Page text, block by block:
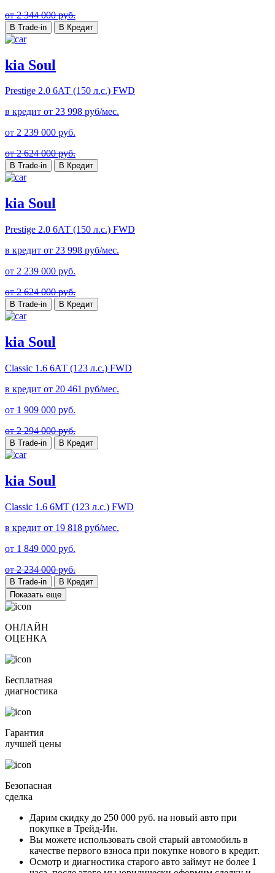
от 2 344 000 руб.
В Trade-in В Кредит
kia Soul
Prestige 2.0 6АТ (150 л.с.) FWD
в кредит от 23 998 руб/мес.
от 2 239 000 руб.
от 2 624 000 руб.
В Trade-in В Кредит
kia Soul
Prestige 2.0 6АТ (150 л.с.) FWD
в кредит от 23 998 руб/мес.
от 2 239 000 руб.
от 2 624 000 руб.
В Trade-in В Кредит
kia Soul
Classic 1.6 6АТ (123 л.с.) FWD
в кредит от 20 461 руб/мес.
от 1 909 000 руб.
от 2 294 000 руб.
В Trade-in В Кредит
kia Soul
Classic 1.6 6МТ (123 л.с.) FWD
в кредит от 19 818 руб/мес.
от 1 849 000 руб.
от 2 234 000 руб.
В Trade-in
В Кредит
Показать еще
ОНЛАЙН
ОЦЕНКА
Бесплатная
диагностика
Гарантия
лучшей цены
Безопасная
сделка
Дарим скидку до 250 000 руб. на новый авто при
покупке в Трейд-Ин.
Вы можете использовать свой старый автомобиль в
качестве первого взноса при покупке нового в кредит.
Осмотр и диагностика старого авто займут не более 1